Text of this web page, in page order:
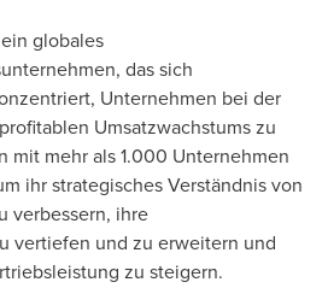
globales
das sich
Unternehmen bei der
Umsatzwachstums zu
mit mehr als 1.000 Unternehmen
ihr strategisches Verständnis von
verbessern, ihre
vertiefen und zu erweitern und
zu steigern.